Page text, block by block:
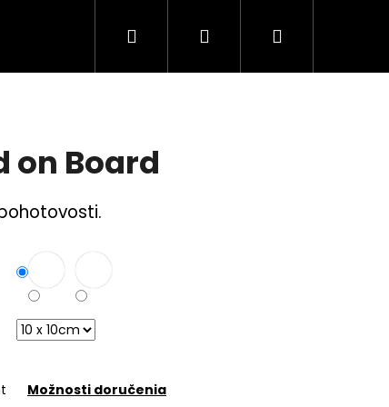
Rodina a bezpečnosť
Hľadať PrihlásenieNákupný
on Board
Možnosti doručenia